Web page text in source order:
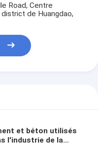
Road, Centre
de Huangdao,
et béton utilisés
l'industrie de la